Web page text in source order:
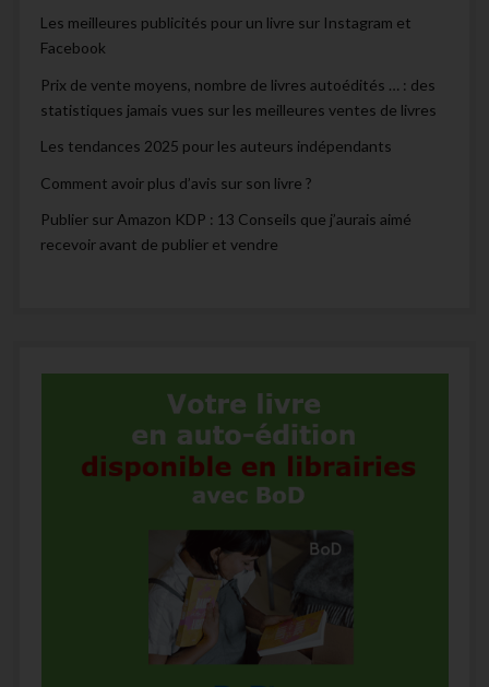
Les meilleures publicités pour un livre sur Instagram et
Facebook
Prix de vente moyens, nombre de livres autoédités … : des
statistiques jamais vues sur les meilleures ventes de livres
Les tendances 2025 pour les auteurs indépendants
Comment avoir plus d’avis sur son livre ?
Publier sur Amazon KDP : 13 Conseils que j’aurais aimé
recevoir avant de publier et vendre